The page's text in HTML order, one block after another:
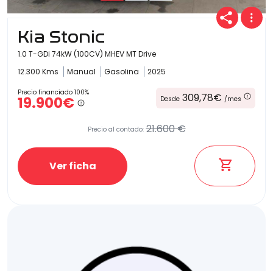
Kia Stonic
1.0 T-GDi 74kW (100CV) MHEV MT Drive
12.300 Kms
Manual Gasolina 2025
Precio financiado 100%
19.900€ Desde 309,78€ /mes
Precio al contado: 21.600 €
Ver ficha